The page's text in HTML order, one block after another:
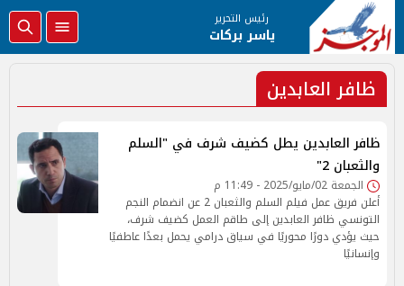
رئيس التحرير
ياسر بركات
ظافر العابدين
ظافر العابدين يطل كضيف شرف في "السلم
والثعبان 2"
الجمعة 02/مايو/2025 - 11:49 م
أعلن فريق عمل فيلم السلم والثعبان 2 عن انضمام النجم
التونسي ظافر العابدين إلى طاقم العمل كضيف شرف،
حيث يؤدي دورًا محوريًا في سياق درامي يحمل بعدًا عاطفيًا
وإنسانيًا